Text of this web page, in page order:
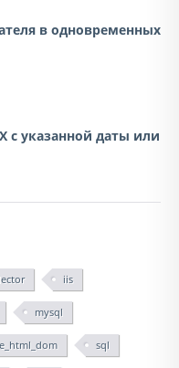
в одновременных
с указанной даты или
iis
mysql
sql